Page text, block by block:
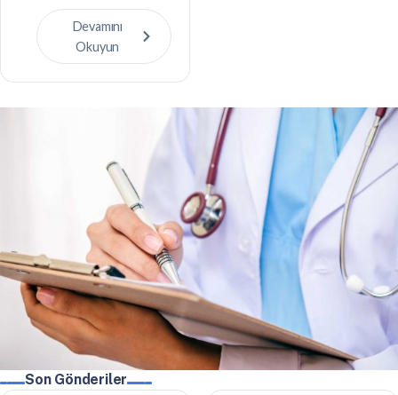
Devamını
Okuyun
Son Gönderiler